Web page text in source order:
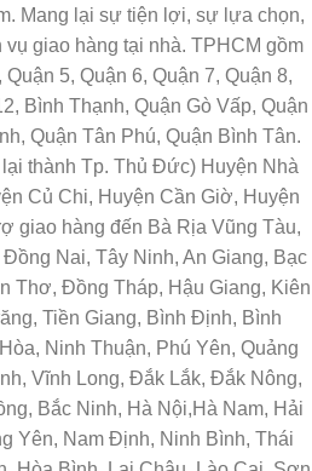
Mang lại sự tiện lợi, sự lựa chọn,
giao hàng tại nhà. TPHCM gồm
5, Quận 6, Quận 7, Quận 8,
Bình Thạnh, Quận Gò Vấp, Quận
Quận Tân Phú, Quận Bình Tân.
thành Tp. Thủ Đức) Huyện Nhà
Củ Chi, Huyện Cần Giờ, Huyện
giao hàng đến Bà Rịa Vũng Tàu,
Nai, Tây Ninh, An Giang, Bạc
Thơ, Đồng Tháp, Hậu Giang, Kiên
Tiền Giang, Bình Định, Bình
Ninh Thuận, Phú Yên, Quảng
Vĩnh Long, Đắk Lắk, Đắk Nông,
Bắc Ninh, Hà Nội,Hà Nam, Hải
Yên, Nam Định, Ninh Bình, Thái